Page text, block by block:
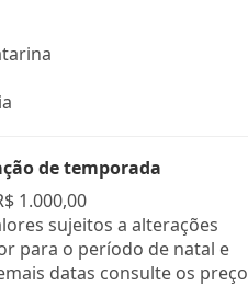
de temporada
1.000,00
sujeitos a alterações
para o período de natal e
datas consulte os